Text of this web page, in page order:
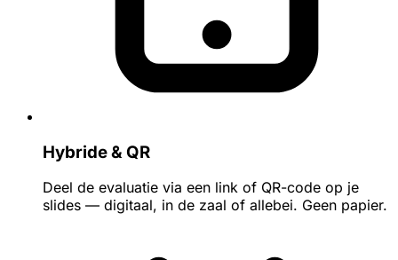
Hybride & QR
Deel de evaluatie via een link of QR-code op je
slides — digitaal, in de zaal of allebei. Geen papier.